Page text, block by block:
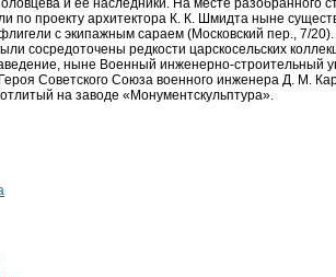
и ее наследники. На месте разобранного
по проекту архитектора К. К. Шмидта ныне
с экипажным сараем (Московский пер., 7/
сосредоточены редкости царскосельских
ныне Военный инженерно-строительный
Советского Союза военного инженера Д. М.
на заводе «Монументскульптура».